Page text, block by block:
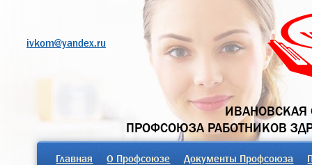
ivkom@yandex.ru
ИВАНОВСКАЯ
ПРОФСОЮЗА РАБОТНИКОВ
Главная О Профсоюзе Документы Профсоюза